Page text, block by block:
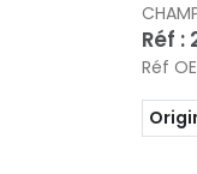
Réf :
Réf